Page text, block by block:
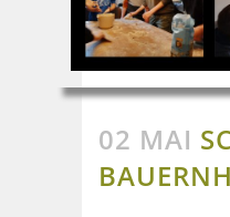
02 MAI